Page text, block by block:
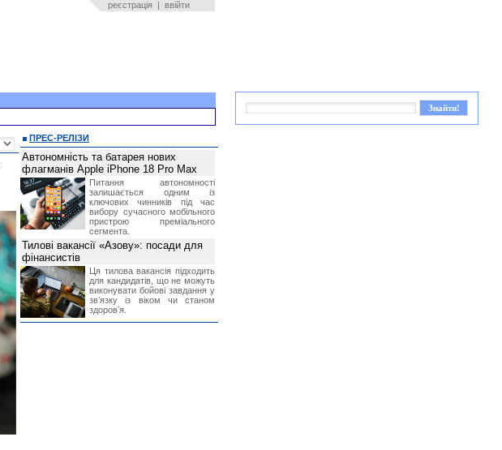
реєстрація | ввійти
ПРЕС-РЕЛІЗИ
Автономність та батарея нових
флагманів Apple iPhone 18 Pro Max
Питання автономності
залишається одним із
ключових чинників під час
вибору сучасного мобільного
пристрою преміального
сегмента.
Тилові вакансії «Азову»: посади для
фінансистів
Ця тилова вакансія підходить
для кандидатів, що не можуть
виконувати бойові завдання у
звʼязку із віком чи станом
здоровʼя.